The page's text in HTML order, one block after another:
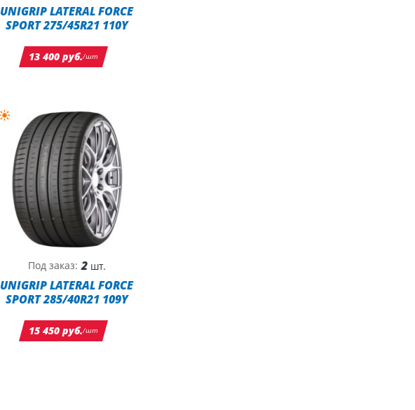
UNIGRIP LATERAL FORCE
SPORT 275/45R21 110Y
13 400 руб./шт
Под заказ: 2шт.
UNIGRIP LATERAL FORCE
SPORT 285/40R21 109Y
15 450 руб./шт